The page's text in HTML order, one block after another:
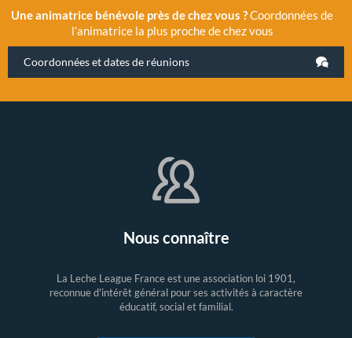
Une animatrice bénévole près de chez vous ?Coordonnées de
l’animatrice la plus proche de chez vous
Coordonnées et dates de réunions
Nous connaître
La Leche League France est une association loi 1901,
reconnue d'intérêt général pour ses activités à caractère
éducatif, social et familial.